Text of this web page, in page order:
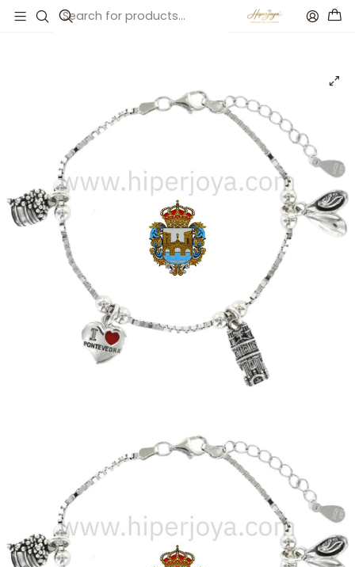
Inicio Catálogo Pulsera de Pontevedra plata